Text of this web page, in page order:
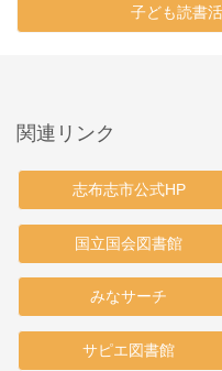
子ども読書
関連リンク
志布志市公式HP
国立国会図書館
みなサーチ
サピエ図書館